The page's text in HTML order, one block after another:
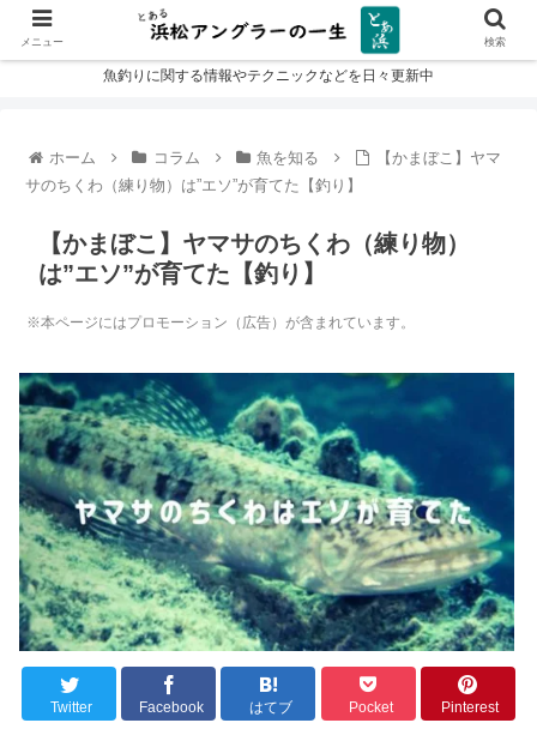
魚釣りに関する情報やテクニックなどを日々更新中
ホーム コラム 魚を知る
【かまぼこ】ヤマ
サのちくわ（練り物）は”エソ”が育てた【釣り】
【かまぼこ】ヤマサのちくわ（練り物）
は”エソ”が育てた【釣り】
※本ページにはプロモーション（広告）が含まれています。
Twitter Facebook はてブ Pocket
Pinterest
メニュー 検索